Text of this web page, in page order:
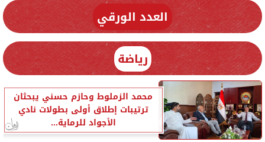
العدد الورقي
رياضة
محمد الزملوط وحازم حسني يبحثان
ترتيبات إطلاق أولى بطولات نادي
الأجواد للرماية...